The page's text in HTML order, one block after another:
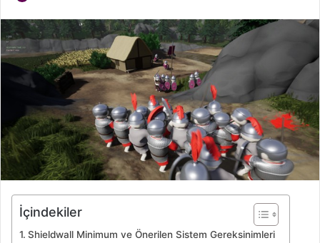
İçindekiler
Shieldwall Minimum ve Önerilen Sistem Gereksinimleri